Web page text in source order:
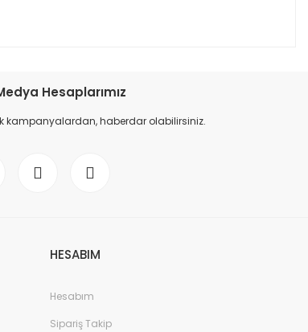
Hesaplarımız
kampanyalardan, haberdar olabilirsiniz.
HESABIM
Hesabım
Sipariş Takip